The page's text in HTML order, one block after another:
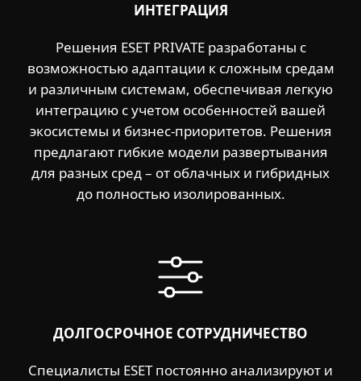
ИНТЕГРАЦИЯ
Решения ESET PRIVATE разработаны с
возможностью адаптации к сложным средам
и различным системам, обеспечивая легкую
интеграцию с учетом особенностей вашей
экосистемы и бизнес-приоритетов. Решения
предлагают гибкие модели развертывания
для разных сред – от облачных и гибридных
до полностью изолированных.
ДОЛГОСРОЧНОЕ СОТРУДНИЧЕСТВО
Специалисты ESET постоянно анализируют и